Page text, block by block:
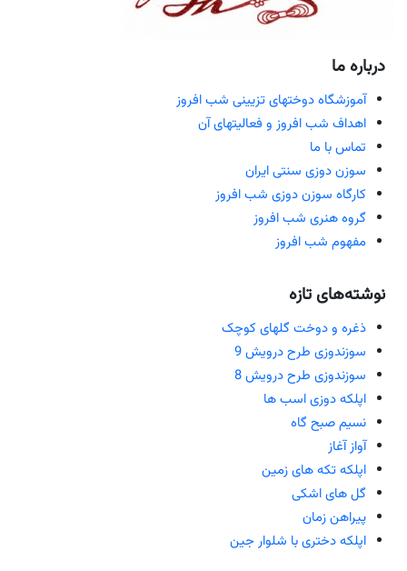
درباره ما
آموزشگاه دوختهای تزیینی شب افروز
اهداف شب افروز و فعالیتهای آن
تماس با ما
سوزن دوزی سنتی ایران
کارگاه سوزن دوزی شب افروز
گروه هنری شب افروز
مفهوم شب افروز
نوشته‌های تازه
ذغره و دوخت گلهای کوچک
سوزندوزی طرح درویش 9
سوزندوزی طرح درویش 8
اپلکه دوزی اسب ها
نسیم صبح گاه
آواز آغاز
اپلکه تکه های زمین
گل های اشکی
پیراهن زمان
اپلکه دختری با شلوار جین